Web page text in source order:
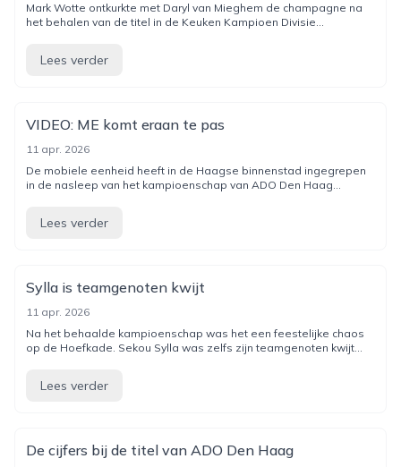
Mark Wotte ontkurkte met Daryl van Mieghem de champagne na
het behalen van de titel in de Keuken Kampioen Divisie...
Lees verder
VIDEO: ME komt eraan te pas
11 apr. 2026
De mobiele eenheid heeft in de Haagse binnenstad ingegrepen
in de nasleep van het kampioenschap van ADO Den Haag...
Lees verder
Sylla is teamgenoten kwijt
11 apr. 2026
Na het behaalde kampioenschap was het een feestelijke chaos
op de Hoefkade. Sekou Sylla was zelfs zijn teamgenoten kwijt...
Lees verder
De cijfers bij de titel van ADO Den Haag